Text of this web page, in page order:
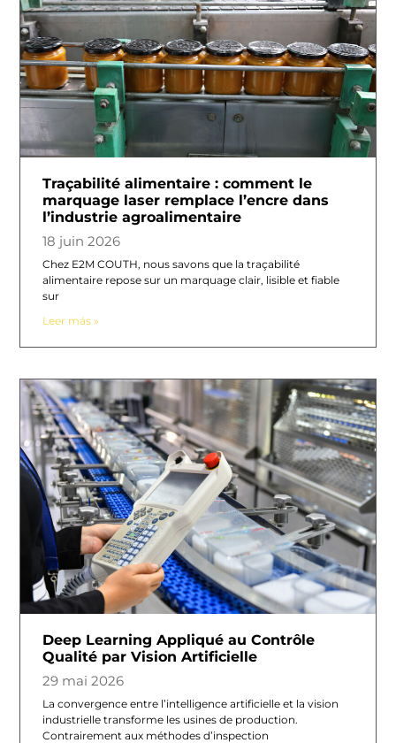
Traçabilité alimentaire : comment le
marquage laser remplace l’encre dans
l’industrie agroalimentaire
18 juin 2026
Chez E2M COUTH, nous savons que la traçabilité
alimentaire repose sur un marquage clair, lisible et fiable
sur
Leer más »
Deep Learning Appliqué au Contrôle
Qualité par Vision Artificielle
29 mai 2026
La convergence entre l’intelligence artificielle et la vision
industrielle transforme les usines de production.
Contrairement aux méthodes d’inspection